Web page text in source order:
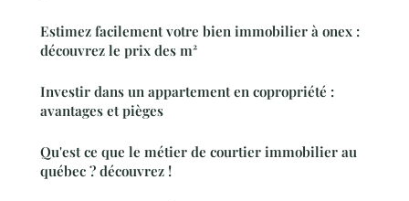
Estimez facilement votre bien immobilier à onex :
découvrez le prix des m²
Investir dans un appartement en copropriété :
avantages et pièges
Qu'est ce que le métier de courtier immobilier au
québec ? découvrez !